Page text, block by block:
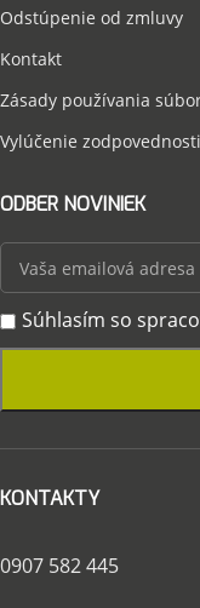
Odstúpenie od zmluvy
Kontakt
Zásady používania
Vylúčenie zodpovednosti
ODBER NOVINIEK
Súhlasím so
KONTAKTY
0907 582 445